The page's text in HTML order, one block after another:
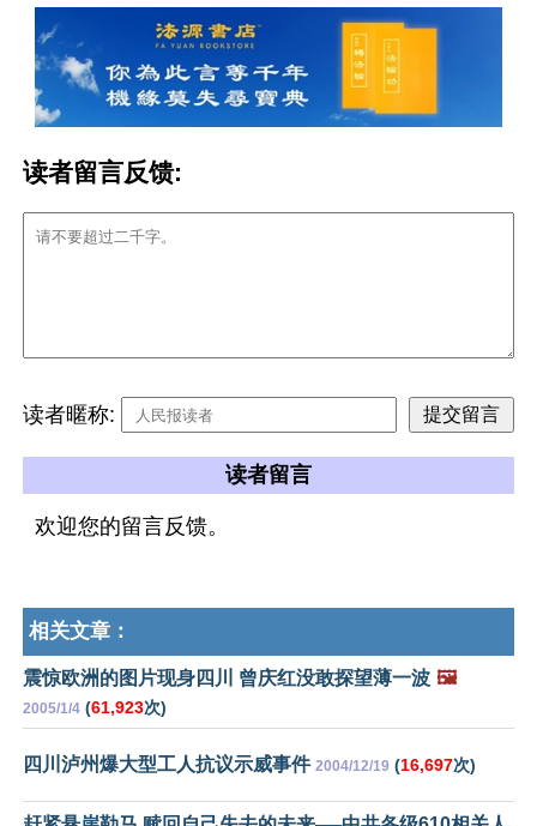
读者留言反馈:
读者暱称:
读者留言
欢迎您的留言反馈。
相关文章：
震惊欧洲的图片现身四川 曾庆红没敢探望薄一波 🖼️
2005/1/4 (61,923次)
四川泸州爆大型工人抗议示威事件 2004/12/19 (16,697次)